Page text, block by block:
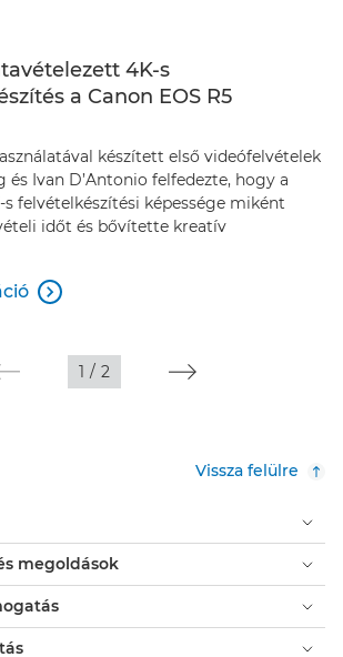
4K-s
a Canon EOS R5
készített első videófelvételek
és Ivan D’Antonio felfedezte, hogy a
felvételkészítési képessége miként
időt és bővítette kreatív

1 / 2
Vissza felülre
megoldások